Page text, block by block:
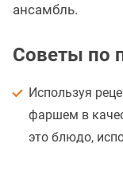
ансамбль.
Советы по
Используя
фаршем в
это блюдо,